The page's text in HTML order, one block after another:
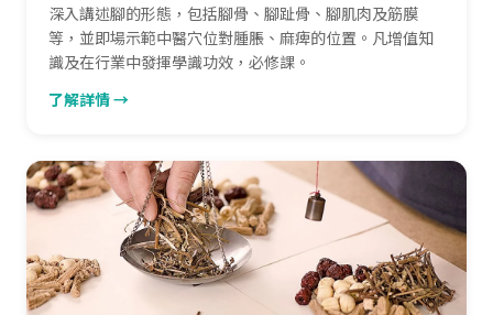
深入講述腳的形態，包括腳骨、腳趾骨、腳肌肉及筋膜
等，並即場示範中醫穴位對腫脹、麻痺的位置。凡增值知
識及在行業中發揮學識功效，必修課。
了解詳情 →